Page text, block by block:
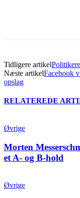
Tidligere artikel
Næste artikelFacebook
opslag
RELATEREDE
Øvrige
Morten
et A- og B-hold
Øvrige